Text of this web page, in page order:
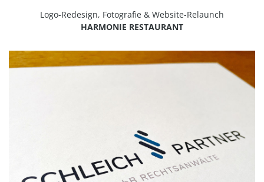
Logo-Redesign, Fotografie & Website-Relaunch
HARMONIE RESTAURANT